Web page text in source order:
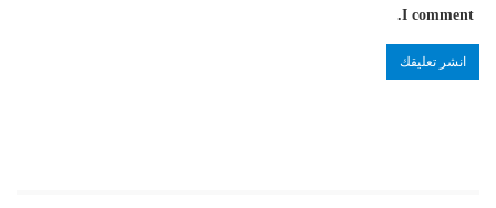
I comment.